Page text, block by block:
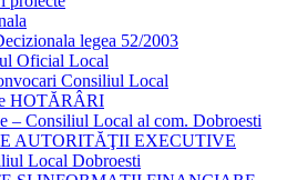
legea 52/2003
Oficial Local
Consiliul Local
HOTĂRÂRI
– Consiliul Local al com. Dobroesti
AUTORITĂŢII EXECUTIVE
Local Dobroesti